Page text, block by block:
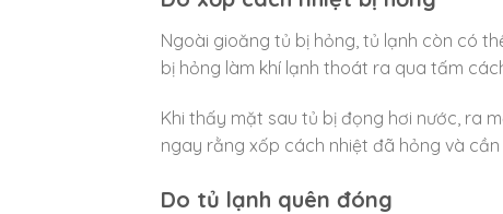
Ngoài gioăng tủ bị hỏng, tủ lạnh còn có
bị hỏng làm khí lạnh thoát ra qua tấm
Khi thấy mặt sau tủ bị đọng hơi nước, ra
ngay rằng xốp cách nhiệt đã hỏng và cần
Do tủ lạnh quên đóng